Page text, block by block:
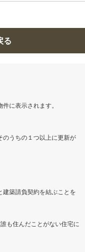
る
に表示されます。
のうちの１つ以上に更新が
築請負契約を結ぶことを
も住んだことがない住宅に